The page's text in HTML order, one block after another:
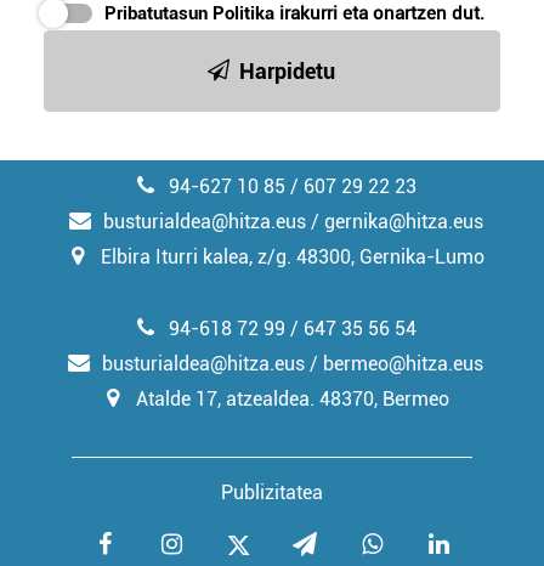
Pribatutasun Politika irakurri eta onartzen dut.
Harpidetu
94-627 10 85 / 607 29 22 23
busturialdea@hitza.eus / gernika@hitza.eus
Elbira Iturri kalea, z/g. 48300, Gernika-Lumo
Publizitatea
94-618 72 99 / 647 35 56 54
busturialdea@hitza.eus / bermeo@hitza.eus
Atalde 17, atzealdea. 48370, Bermeo